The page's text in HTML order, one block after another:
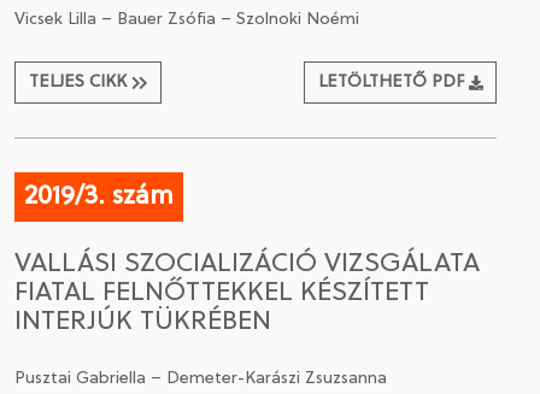
Vicsek Lilla – Bauer Zsófia – Szolnoki Noémi
TELJES CIKK LETÖLTHETŐ PDF
2019/3. szám
VALLÁSI SZOCIALIZÁCIÓ VIZSGÁLATA
FIATAL FELNŐTTEKKEL KÉSZÍTETT
INTERJÚK TÜKRÉBEN
Pusztai Gabriella – Demeter-Karászi Zsuzsanna